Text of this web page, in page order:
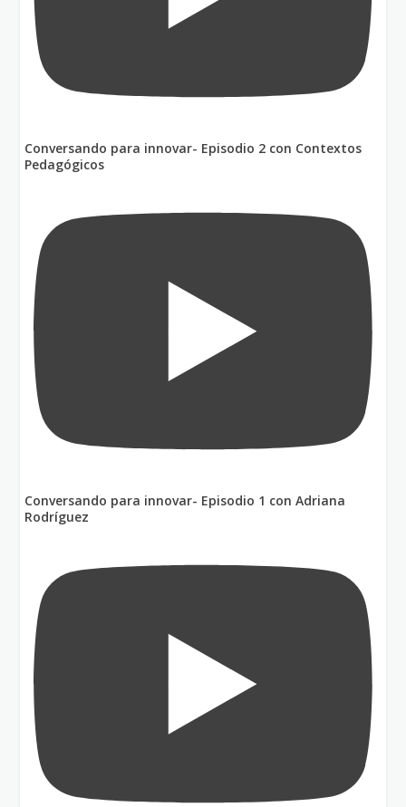
Conversando para innovar- Episodio 2 con Contextos
Pedagógicos
Conversando para innovar- Episodio 1 con Adriana
Rodríguez